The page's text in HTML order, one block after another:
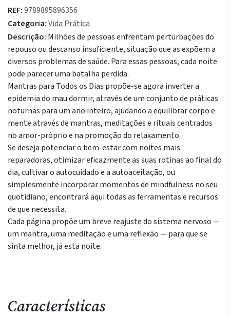
REF:9789895896356
Categoria:Vida Prática
Descrição: Milhões de pessoas enfrentam perturbações do
repouso ou descanso insuficiente, situação que as expõem a
diversos problemas de saúde. Para essas pessoas, cada noite
pode parecer uma batalha perdida.
Mantras para Todos os Dias propõe-se agora inverter a
epidemia do mau dormir, através de um conjunto de práticas
noturnas para um ano inteiro, ajudando a equilibrar corpo e
mente através de mantras, meditações e rituais centrados
no amor-próprio e na promoção do relaxamento.
Se deseja potenciar o bem-estar com noites mais
reparadoras, otimizar eficazmente as suas rotinas ao final do
dia, cultivar o autocuidado e a autoaceitação, ou
simplesmente incorporar momentos de mindfulness no seu
quotidiano, encontrará aqui todas as ferramentas e recursos
de que necessita.
Cada página propõe um breve reajuste do sistema nervoso —
um mantra, uma meditação e uma reflexão — para que se
sinta melhor, já esta noite.
Características